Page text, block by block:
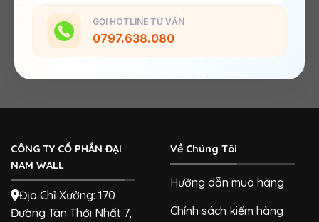
GỌI HOTLINE TƯ VẤN
0797.638.080
CÔNG TY CỔ PHẦN ĐẠI
NAM WALL
Địa Chỉ Xưởng: 170
Đường Tân Thới Nhất 7,
Về Chúng Tôi
Hướng dẫn mua hàng
Chính sách kiểm hàng